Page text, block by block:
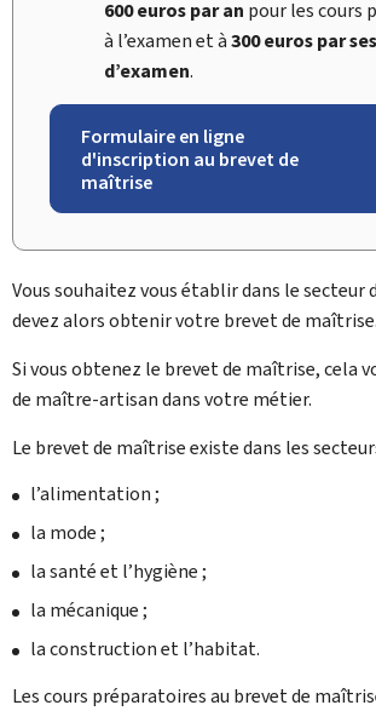
600 euros par an pour les cours
à l’examen et à300 euros par
d’examen.
Formulaire en ligne
d'inscription au brevet de
maîtrise
Vous souhaitez vous établir dans le secteur
devez alors obtenir votre brevet de maîtrise.
Si vous obtenez le brevet de maîtrise, cela
de maître-artisan dans votre métier.
Le brevet de maîtrise existe dans les
l’alimentation ;
la mode ;
la santé et l’hygiène ;
la mécanique ;
la construction et l’habitat.
Les cours préparatoires au brevet de